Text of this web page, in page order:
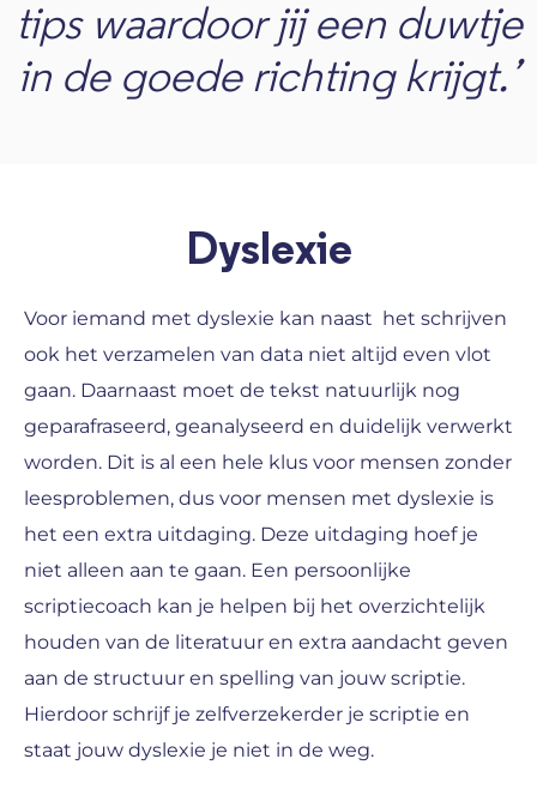
tips waardoor jij een duwtje
in de goede richting krijgt.’
Dyslexie
Voor iemand met dyslexie kan naast het schrijven
ook het verzamelen van data niet altijd even vlot
gaan. Daarnaast moet de tekst natuurlijk nog
geparafraseerd, geanalyseerd en duidelijk verwerkt
worden. Dit is al een hele klus voor mensen zonder
leesproblemen, dus voor mensen met dyslexie is
het een extra uitdaging. Deze uitdaging hoef je
niet alleen aan te gaan. Een persoonlijke
scriptiecoach kan je helpen bij het overzichtelijk
houden van de literatuur en extra aandacht geven
aan de structuur en spelling van jouw scriptie.
Hierdoor schrijf je zelfverzekerder je scriptie en
staat jouw dyslexie je niet in de weg.